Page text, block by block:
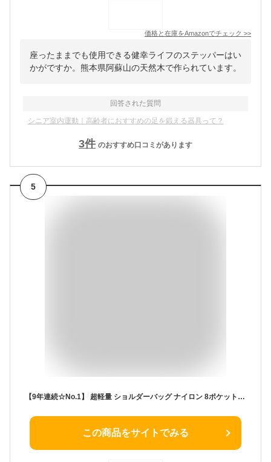
価格と在庫をAmazonでチェック >>
座ったままでも使用できる健幸ライフのステッパーはい
かがですか。熊本県阿蘇山の天然木で作られています。
回答された質問
シニア室内運動｜高齢者におすすめの足を鍛える器具って？
3件 のおすすめ口コミがあります
5
【9年連続☆No.1】 超軽量 ショルダーバッグ ナイロン 8ポケット スキミング 防止 撥水 軽い 斜めがけ バッグ サコッシュ ウエストバッグ メンズ レディース 小型 収納 ボディバッグ 人気 カバン ブランド アウトドア 旅行 散歩 トラベル ビジネス 社会人 プレゼント / SHB1
この商品をサイトでみる